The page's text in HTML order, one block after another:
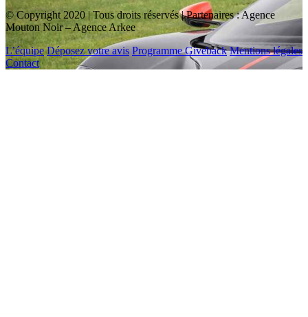
© Copyright 2020 | Tous droits réservés | Partenaires : Agence
Mouton Noir – Agence Arkee
L’équipe Déposez votre avis Programme Giveback Mentions légales
Contact